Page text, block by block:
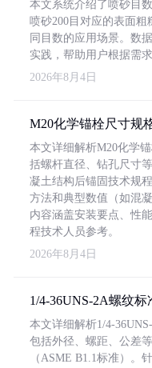
本文系统介绍了喷砂目
喷砂200目对应的表面粗
同目数的应用场景。数
实践，帮助用户根据需
2026年8月4日
M20化学锚栓尺寸规
本文详细解析M20化学
括螺杆直径、钻孔尺寸
凝土结构后锚固技术规
方法和典型数值（如混
内容涵盖安装要点、性
程技术人员参考。
2026年8月4日
1/4-36UNS-2A螺纹标
本文详细解析1/4-
包括外径、螺距、公差
（ASME B1.1标准）。